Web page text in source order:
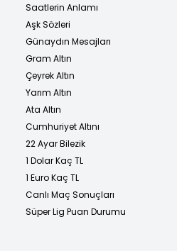
Saatlerin Anlamı
Aşk Sözleri
Günaydın Mesajları
Gram Altın
Çeyrek Altın
Yarım Altın
Ata Altın
Cumhuriyet Altını
22 Ayar Bilezik
1 Dolar Kaç TL
1 Euro Kaç TL
Canlı Maç Sonuçları
Süper Lig Puan Durumu